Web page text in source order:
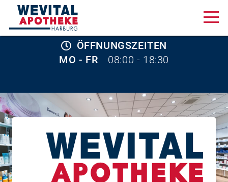
Aktuelles & Angebote
Über uns
Karriere
Online Shop
ÖFFNUNGSZEITEN
MO - FR
08:00 - 18:30